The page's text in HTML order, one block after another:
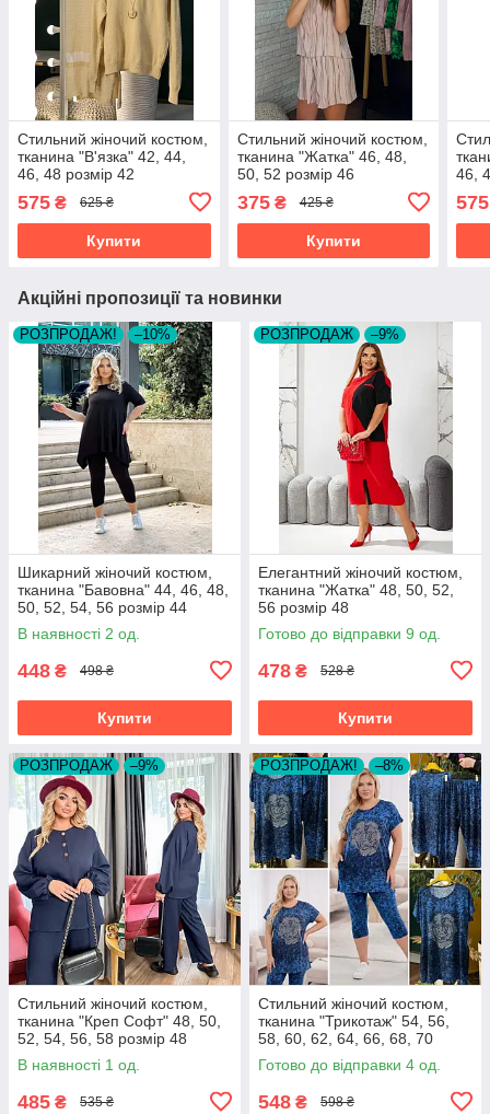
Стильний жіночий костюм,
тканина "В'язка" 42, 44,
46, 48 розмір 42
575 ₴ 625 ₴
Купити
Стильний жіночий костюм,
тканина "Жатка" 46, 48,
50, 52 розмір 46
375₴ 425 ₴
Купити
46,
575
Акційні пропозиції та новинки
РОЗПРОДАЖ! –10%
Шикарний жіночий костюм,
тканина "Бавовна" 44, 46, 48,
50, 52, 54, 56 розмір 44
В наявності 2 од.
448 ₴ 498 ₴
Купити
РОЗПРОДАЖ –9%
Елегантний жіночий костюм,
тканина "Жатка" 48, 50, 52,
56 розмір 48
Готово до відправки 9 од.
478 ₴ 528 ₴
Купити
РОЗПРОДАЖ –9%
Стильний жіночий костюм,
тканина "Креп Софт" 48, 50,
52, 54, 56, 58 розмір 48
В наявності 1 од.
485 ₴ 535 ₴
РОЗПРОДАЖ! –8%
Стильний жіночий костюм,
тканина "Трикотаж" 54, 56,
58, 60, 62, 64, 66, 68, 70
розмір 54
Готово до відправки 4 од.
548 ₴ 598 ₴